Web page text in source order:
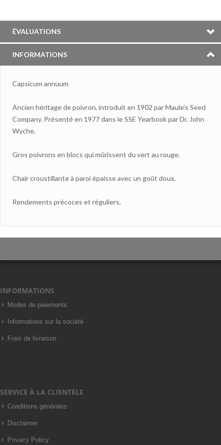
ÉVALUATIONS
INFORMATIONS
Capsicum annuum
Ancien héritage de poivron, introduit en 1902 par Maule's Seed
Company. Présenté en 1977 dans le SSE Yearbook par Dr. John
Wyche.
Gros poivrons en blocs qui mûrissent du vert au rouge.
Chair croustillante à paroi épaisse avec un goût doux.
Rendements précoces et réguliers.
INFORMATIONS
Modes de paiements
Informations sur la société
Frais de livraison
SERVICE À LA CLIENTÈLE
Conditions générales
Disclaimer
Privacy Policy